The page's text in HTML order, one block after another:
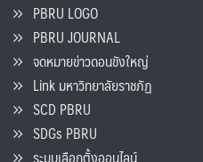
PBRU LOGO
PBRU JOURNAL
จดหมายข่าวดอนขังใหญ่
Link มหาวิทยาลัยราชภัฏ
SCD PBRU
SDGs PBRU